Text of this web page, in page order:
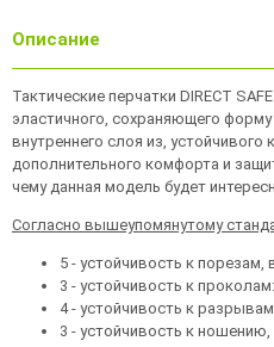
Описание
Тактические перчатки DIRECT
эластичного, сохраняющего
внутреннего слоя из,
дополнительного комфорта и
чему данная модель будет
Согласно вышеупомянутому
5 - устойчивость к
3 - устойчивость к
4 - устойчивость к
3 - устойчивость к ношению,